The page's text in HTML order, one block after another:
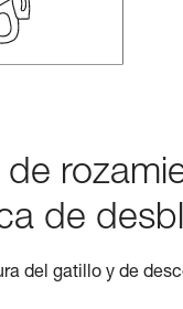
de
de
del gatillo y de